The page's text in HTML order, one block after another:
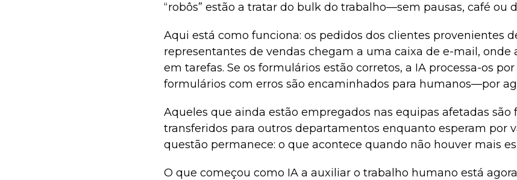
“robôs” estão a tratar do bulk do trabalho—sem pausas, café ou
Aqui está como funciona: os pedidos dos clientes provenientes
representantes de vendas chegam a uma caixa de e-mail, onde
em tarefas. Se os formulários estão corretos, a IA processa-os
formulários com erros são encaminhados para humanos—por
Aqueles que ainda estão empregados nas equipas afetadas
transferidos para outros departamentos enquanto esperam por
questão permanece: o que acontece quando não houver mais
O que começou como IA a auxiliar o trabalho humano está